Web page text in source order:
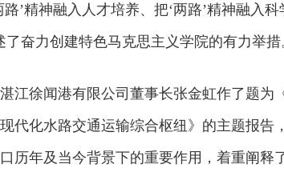
’精神融入人才培养、把‘两路’精神融入
奋力创建特色马克思主义学院的有力举措
江徐闻港有限公司董事长张金虹作了题为
代化水路交通运输综合枢纽》的主题报告
历年及当今背景下的重要作用，着重阐释